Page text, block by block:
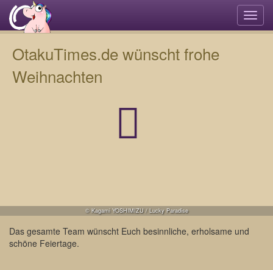
OtakuTimes.de wünscht frohe
Weihnachten
© Kagami YOSHIMIZU / Lucky Paradise
Das gesamte Team wünscht Euch besinnliche, erholsame und
schöne Feiertage.